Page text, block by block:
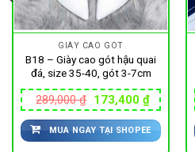
GIÀY CAO GÓT
B18 – Giày cao gót hậu quai
đá, size 35-40, gót 3-7cm
289,000₫ Giá
gốc
là:
289,000 ₫.
173,400 ₫Giá
hiện
tại
là:
MUA NGAY TẠI SHOPEE